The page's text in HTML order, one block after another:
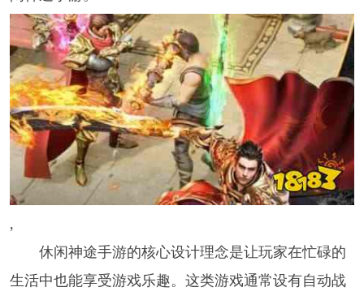
,
休闲神途手游的核心设计理念是让玩家在忙碌的
生活中也能享受游戏乐趣。这类游戏通常设有自动战